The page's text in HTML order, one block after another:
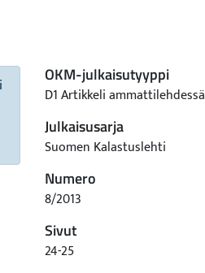
OKM-julkaisutyyppi
D1 Artikkeli ammattilehdessä
Julkaisusarja
Suomen Kalastuslehti
Numero
8/2013
Sivut
24-25